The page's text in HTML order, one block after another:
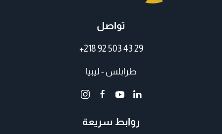
تواصل
+218 92 503 43 29
طرابلس - ليبيا
روابط سريعة